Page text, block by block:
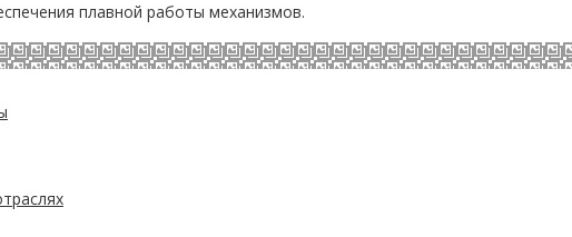
плавной работы механизмов.